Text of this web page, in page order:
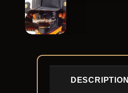
DESCRIPTION